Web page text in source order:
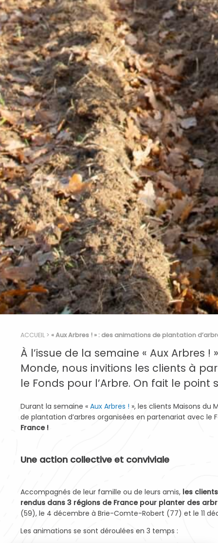
ACCUEIL > « Aux Arbres ! » : des animations de plantation
À l’issue de la semaine « Aux Arbres
Monde, nous invitions les clients à
le Fonds pour l’Arbre. On fait le point
Durant la semaine « Aux Arbres ! », les clients Maisons
de plantation d’arbres organisées en partenariat avec le
France !
Une action collective et conviviale
Accompagnés de leur famille ou de leurs amis, les
rendus dans 3 régions de France pour planter des
(59), le 4 décembre à Brie-Comte-Robert (77) et le 11
Les animations se sont déroulées en 3 temps :